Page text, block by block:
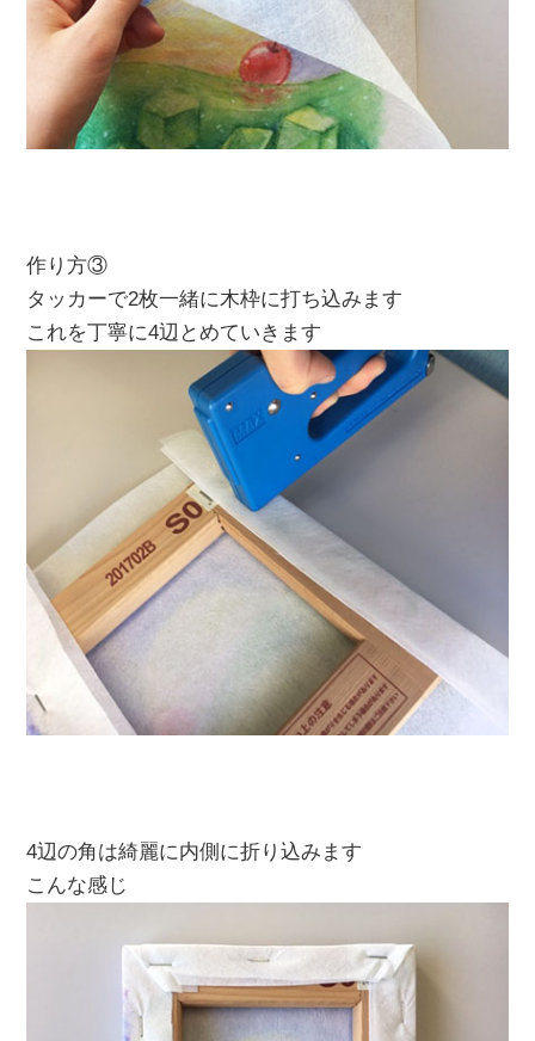
作り方③
タッカーで2枚一緒に木枠に打ち込みます
これを丁寧に4辺とめていきます
4辺の角は綺麗に内側に折り込みます
こんな感じ